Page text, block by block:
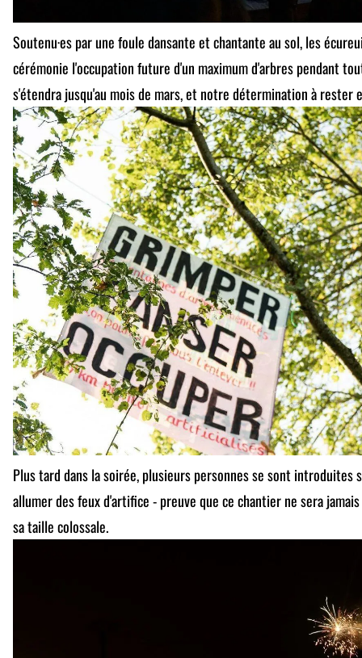
Soutenu·es par une foule dansante et chantante au sol, les
cérémonie l'occupation future d'un maximum d'arbres pendant
s'étendra jusqu'au mois de mars, et notre détermination à rester
Plus tard dans la soirée, plusieurs personnes se sont introduites
allumer des feux d'artifice - preuve que ce chantier ne sera
sa taille colossale.